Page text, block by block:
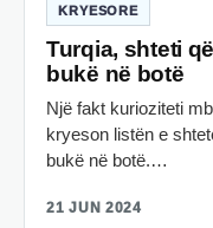
KRYESORE
Turqia, shteti
bukë në botë
Një fakt kurioziteti
kryeson listën e
bukë në botë.…
21 JUN 2024